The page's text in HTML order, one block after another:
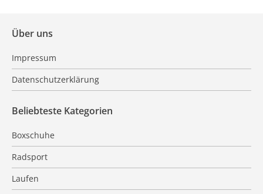
Über uns
Impressum
Datenschutzerklärung
Beliebteste Kategorien
Boxschuhe
Radsport
Laufen